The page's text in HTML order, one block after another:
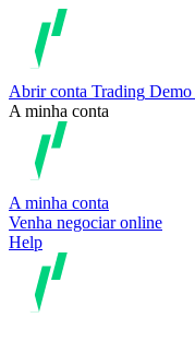
Abrir conta Trading Demo
A minha conta
A minha conta
Venha negociar online
Help